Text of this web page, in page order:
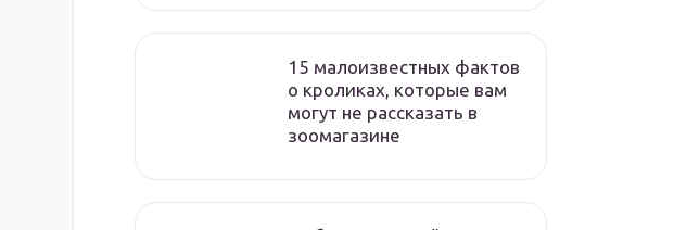
15 малоизвестных фактов
о кроликах, которые вам
могут не рассказать в
зоомагазине